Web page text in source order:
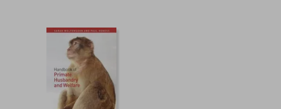
$ 60.17
$ 33.09
45%
dcto.